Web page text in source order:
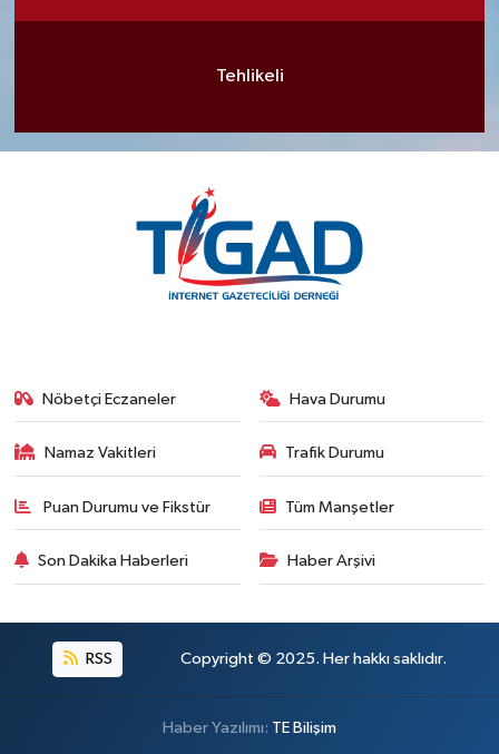
Tehlikeli
Nöbetçi Eczaneler Hava Durumu
Namaz Vakitleri Trafik Durumu
Puan Durumu ve Fikstür Tüm Manşetler
Son Dakika Haberleri Haber Arşivi
RSS Copyright © 2025. Her hakkı saklıdır.
Haber Yazılımı: TE Bilişim